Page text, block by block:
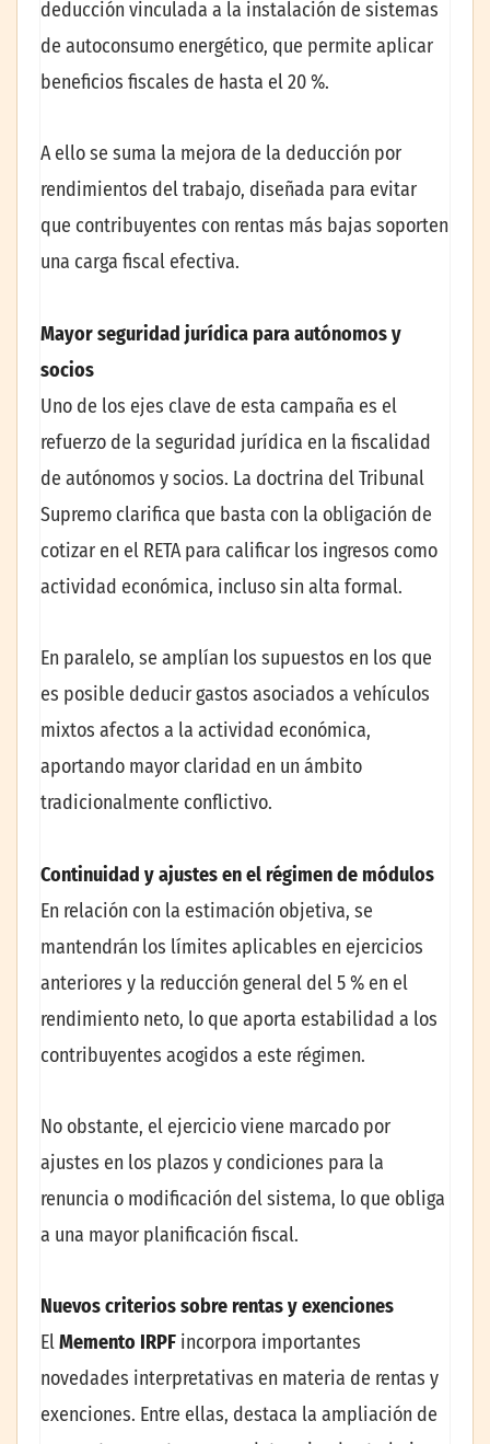
deducción vinculada a la instalación de sistemas
de autoconsumo energético, que permite aplicar
beneficios fiscales de hasta el 20 %.
A ello se suma la mejora de la deducción por
rendimientos del trabajo, diseñada para evitar
que contribuyentes con rentas más bajas soporten
una carga fiscal efectiva.
Mayor seguridad jurídica para autónomos y
socios
Uno de los ejes clave de esta campaña es el
refuerzo de la seguridad jurídica en la fiscalidad
de autónomos y socios. La doctrina del Tribunal
Supremo clarifica que basta con la obligación de
cotizar en el RETA para calificar los ingresos como
actividad económica, incluso sin alta formal.
En paralelo, se amplían los supuestos en los que
es posible deducir gastos asociados a vehículos
mixtos afectos a la actividad económica,
aportando mayor claridad en un ámbito
tradicionalmente conflictivo.
Continuidad y ajustes en el régimen de módulos
En relación con la estimación objetiva, se
mantendrán los límites aplicables en ejercicios
anteriores y la reducción general del 5 % en el
rendimiento neto, lo que aporta estabilidad a los
contribuyentes acogidos a este régimen.
No obstante, el ejercicio viene marcado por
ajustes en los plazos y condiciones para la
renuncia o modificación del sistema, lo que obliga
a una mayor planificación fiscal.
Nuevos criterios sobre rentas y exenciones
ElMemento IRPF incorpora importantes
novedades interpretativas en materia de rentas y
exenciones. Entre ellas, destaca la ampliación de